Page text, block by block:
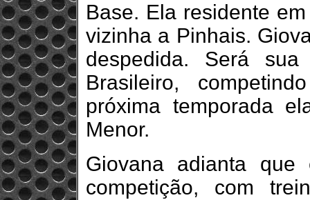
Base. Ela residente
vizinha a Pinhais.
despedida. Será
Brasileiro,
próxima temporada
Menor.
Giovana adianta
competição, com